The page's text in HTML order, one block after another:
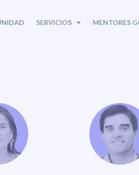
SERVICIOS MENTORES